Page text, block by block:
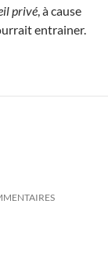
privé, à cause
entrainer.